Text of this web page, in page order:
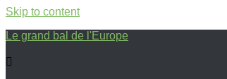
Skip to content
Le grand bal de l'Europe